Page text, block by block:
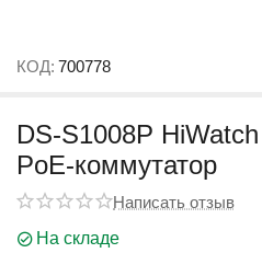
КОД: 700778
DS-S1008P
PoE-коммутатор
Написать отзыв
На складе